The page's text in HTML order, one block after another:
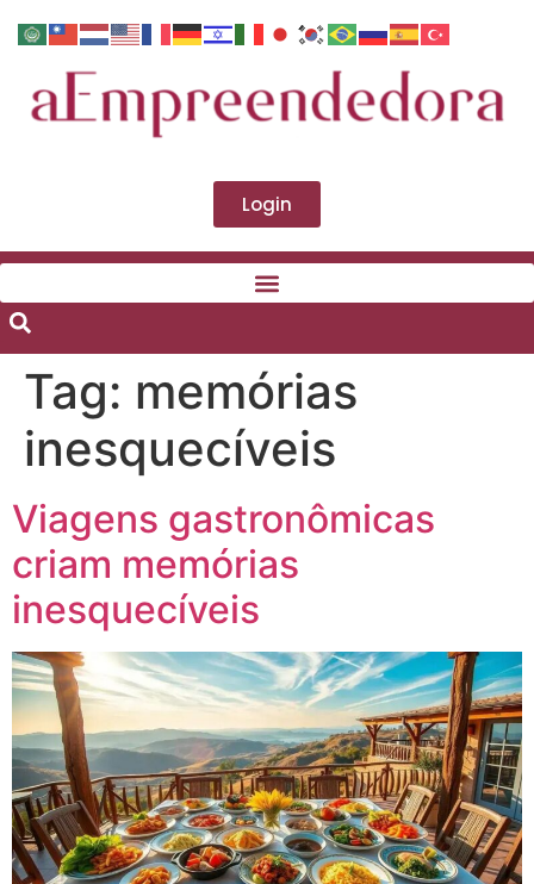
Login
Tag: memórias
inesquecíveis
Viagens gastronômicas
criam memórias
inesquecíveis